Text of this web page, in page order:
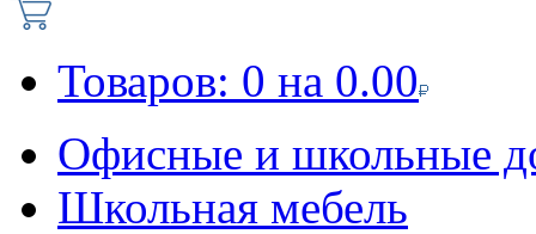
Товаров: 0 на 0.00
Офисные и школьные
Школьная мебель